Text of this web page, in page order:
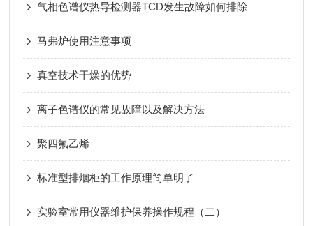
气相色谱仪热导检测器TCD发生故障如何排除
马弗炉使用注意事项
真空技术干燥的优势
离子色谱仪的常见故障以及解决方法
聚四氟乙烯
标准型排烟柜的工作原理简单明了
实验室常用仪器维护保养操作规程（二）